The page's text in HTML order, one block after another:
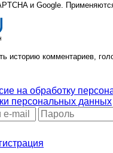
и Google.
историю комментариев,
на обработку
персональных данных